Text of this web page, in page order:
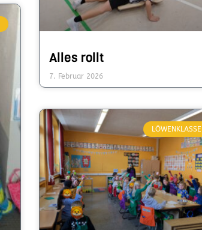
Alles rollt
7. Februar 2026
LÖWENKLASSE